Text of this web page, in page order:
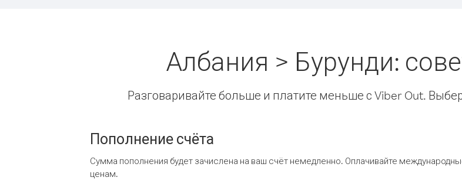
Албания > Бурунди:
Разговаривайте больше и платите меньше с Viber Out.
Пополнение счёта
Сумма пополнения будет зачислена на ваш счёт немедленно. Оплачивайте
ценам.